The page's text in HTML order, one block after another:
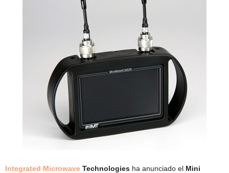
Integrated Microwave Technologies ha anunciado el Mini